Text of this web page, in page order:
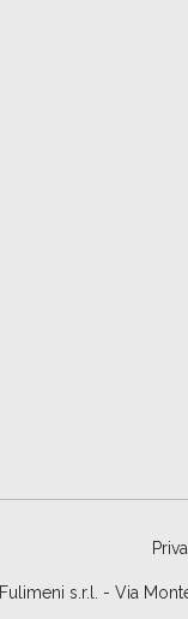
Fulimeni s.r.l. - Via